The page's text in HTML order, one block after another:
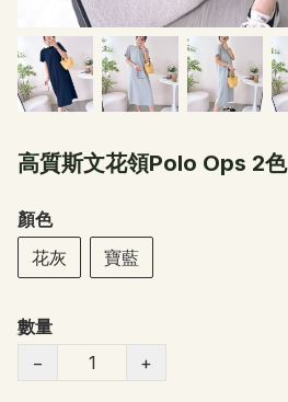
高質斯文花領Polo Ops 2色
顏色
花灰
寶藍
數量
−
+